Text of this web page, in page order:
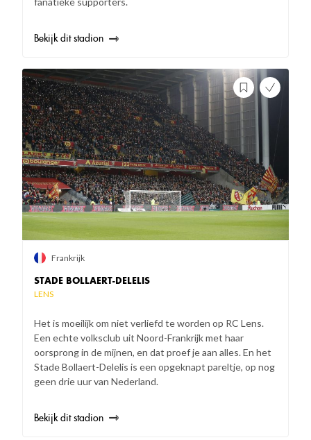
Bekijk dit stadion
STADE BOLLAERT-DELELIS
LENS
Het is moeilijk om niet verliefd te worden op RC Lens.
Een echte volksclub uit Noord-Frankrijk met haar
oorsprong in de mijnen, en dat proef je aan alles. En het
Stade Bollaert-Delelis is een opgeknapt pareltje, op nog
geen drie uur van Nederland.
Frankrijk
Bekijk dit stadion